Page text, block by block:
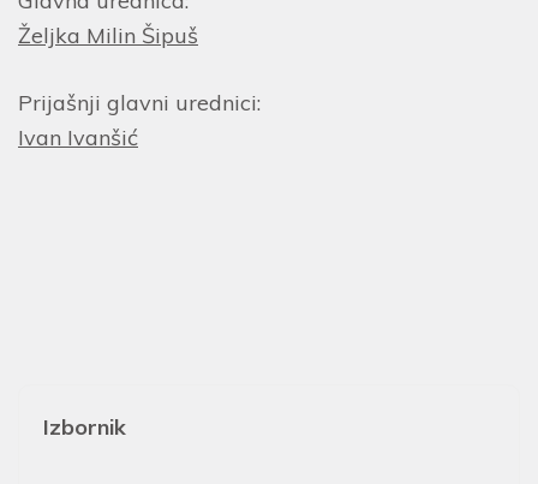
Željka Milin Šipuš
Prijašnji glavni urednici:
Ivan Ivanšić
Izbornik